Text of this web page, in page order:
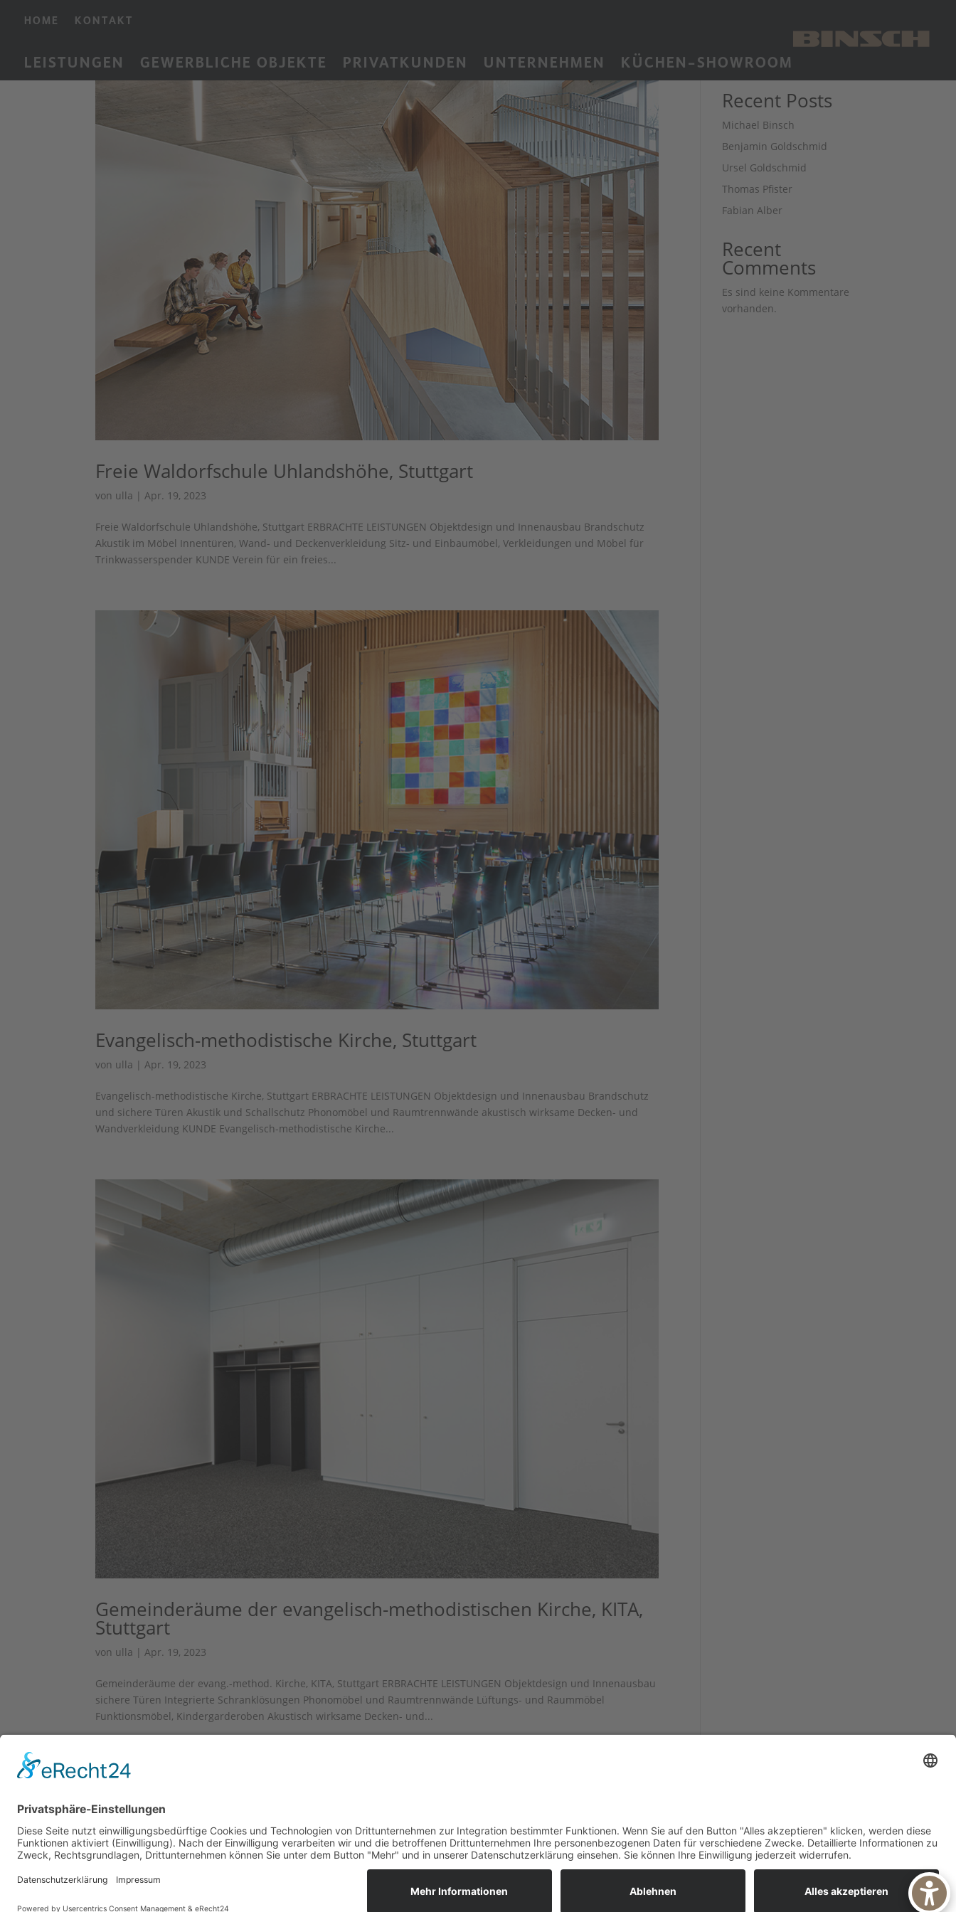
HOME KONTAKT
LEISTUNGEN GEWERBLICHE OBJEKTE PRIVATKUNDEN UNTERNEHMEN KÜCHEN-SHOWROOM
Freie Waldorfschule Uhlandshöhe, Stuttgart
von ulla |Apr. 19, 2023
Freie Waldorfschule Uhlandshöhe, Stuttgart ERBRACHTE LEISTUNGEN Objektdesign und Innenausbau Brandschutz
Akustik im Möbel Innentüren, Wand- und Deckenverkleidung Sitz- und Einbaumöbel, Verkleidungen und Möbel für
Trinkwasserspender KUNDE Verein für ein freies...
Evangelisch-methodistische Kirche, Stuttgart
von ulla |Apr. 19, 2023
Evangelisch-methodistische Kirche, Stuttgart ERBRACHTE LEISTUNGEN Objektdesign und Innenausbau Brandschutz
und sichere Türen Akustik und Schallschutz Phonomöbel und Raumtrennwände akustisch wirksame Decken- und
Wandverkleidung KUNDE Evangelisch-methodistische Kirche...
Gemeinderäume der evangelisch-methodistischen Kirche, KITA,
Stuttgart
von ulla |Apr. 19, 2023
Gemeinderäume der evang.-method. Kirche, KITA, Stuttgart ERBRACHTE LEISTUNGEN Objektdesign und Innenausbau
sichere Türen Integrierte Schranklösungen Phonomöbel und Raumtrennwände Lüftungs- und Raummöbel
Funktionsmöbel, Kindergarderoben Akustisch wirksame Decken- und...
Recent Posts
Michael Binsch
Benjamin Goldschmid
Ursel Goldschmid
Thomas Pfister
Fabian Alber
Recent
Comments
Es sind keine Kommentare
vorhanden.
KONTAKT IMPRESSUM DATENSCHUTZ
AGB
DOWNLOADS